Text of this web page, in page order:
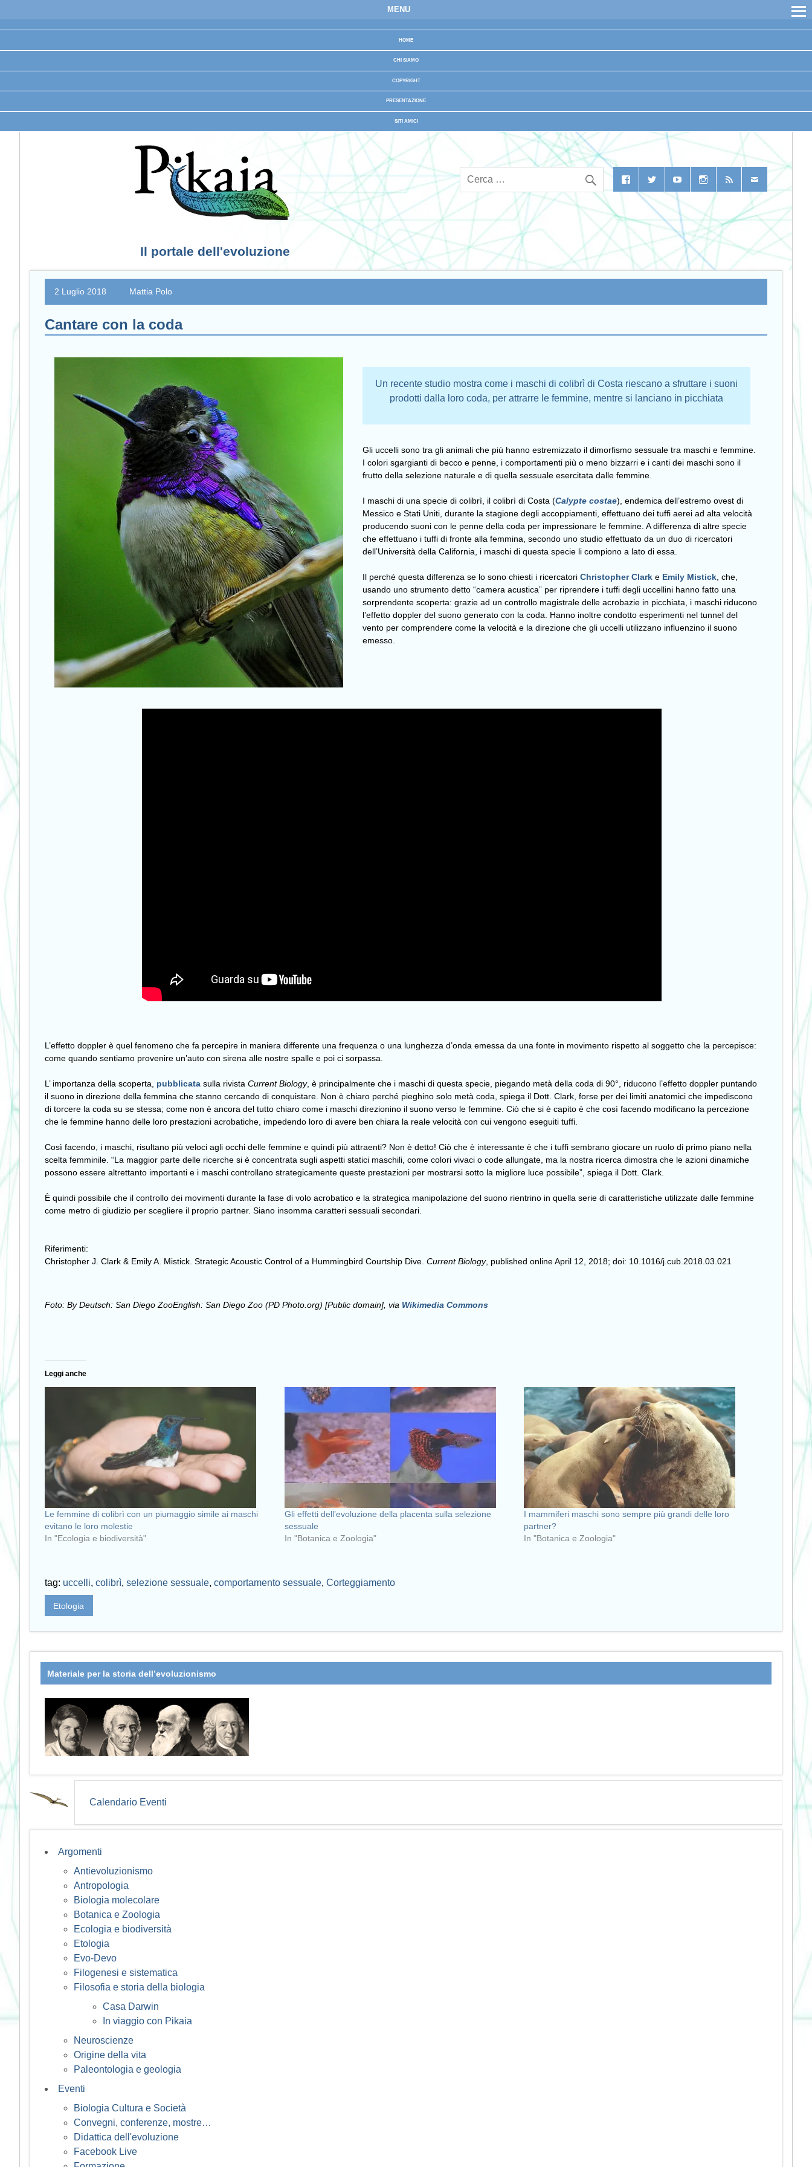
MENU
HOME
CHI SIAMO
COPYRIGHT
PRESENTAZIONE
SITI AMICI
Il portale dell'evoluzione
2 Luglio 2018 Mattia Polo
Cantare con la coda
Un recente studio mostra come i maschi di colibrì di Costa riescano a sfruttare i suoni
prodotti dalla loro coda, per attrarre le femmine, mentre si lanciano in picchiata
Gli uccelli sono tra gli animali che più hanno estremizzato il dimorfismo sessuale tra maschi e femmine.
I colori sgargianti di becco e penne, i comportamenti più o meno bizzarri e i canti dei maschi sono il
frutto della selezione naturale e di quella sessuale esercitata dalle femmine.
I maschi di una specie di colibrì, il colibrì di Costa (Calypte costae), endemica dell’estremo ovest di
Messico e Stati Uniti, durante la stagione degli accoppiamenti, effettuano dei tuffi aerei ad alta velocità
producendo suoni con le penne della coda per impressionare le femmine. A differenza di altre specie
che effettuano i tuffi di fronte alla femmina, secondo uno studio effettuato da un duo di ricercatori
dell’Università della California, i maschi di questa specie li compiono a lato di essa.
Il perché questa differenza se lo sono chiesti i ricercatoriChristopher Clark e Emily Mistick , che,
usando uno strumento detto “camera acustica” per riprendere i tuffi degli uccellini hanno fatto una
sorprendente scoperta: grazie ad un controllo magistrale delle acrobazie in picchiata, i maschi riducono
l’effetto doppler del suono generato con la coda. Hanno inoltre condotto esperimenti nel tunnel del
vento per comprendere come la velocità e la direzione che gli uccelli utilizzano influenzino il suono
emesso.
L’effetto doppler è quel fenomeno che fa percepire in maniera differente una frequenza o una lunghezza d’onda emessa da una fonte in movimento rispetto al soggetto che la percepisce:
come quando sentiamo provenire un’auto con sirena alle nostre spalle e poi ci sorpassa.
L’ importanza della scoperta, pubblicata sulla rivista Current Biology, è principalmente che i maschi di questa specie, piegando metà della coda di 90°, riducono l’effetto doppler puntando
il suono in direzione della femmina che stanno cercando di conquistare. Non è chiaro perché pieghino solo metà coda, spiega il Dott. Clark, forse per dei limiti anatomici che impediscono
di torcere la coda su se stessa; come non è ancora del tutto chiaro come i maschi direzionino il suono verso le femmine. Ciò che si è capito è che così facendo modificano la percezione
che le femmine hanno delle loro prestazioni acrobatiche, impedendo loro di avere ben chiara la reale velocità con cui vengono eseguiti tuffi.
Così facendo, i maschi, risultano più veloci agli occhi delle femmine e quindi più attraenti? Non è detto! Ciò che è interessante è che i tuffi sembrano giocare un ruolo di primo piano nella
scelta femminile. “La maggior parte delle ricerche si è concentrata sugli aspetti statici maschili, come colori vivaci o code allungate, ma la nostra ricerca dimostra che le azioni dinamiche
possono essere altrettanto importanti e i maschi controllano strategicamente queste prestazioni per mostrarsi sotto la migliore luce possibile”, spiega il Dott. Clark.
È quindi possibile che il controllo dei movimenti durante la fase di volo acrobatico e la strategica manipolazione del suono rientrino in quella serie di caratteristiche utilizzate dalle femmine
come metro di giudizio per scegliere il proprio partner. Siano insomma caratteri sessuali secondari.
Riferimenti:
Christopher J. Clark & Emily A. Mistick. Strategic Acoustic Control of a Hummingbird Courtship Dive. Current Biology, published online April 12, 2018; doi: 10.1016/j.cub.2018.03.021
Foto: By Deutsch: San Diego ZooEnglish: San Diego Zoo (PD Photo.org) [Public domain], via Wikimedia Commons
Leggi anche
Le femmine di colibrì con un piumaggio simile ai maschi
evitano le loro molestie
In "Ecologia e biodiversità"
Gli effetti dell’evoluzione della placenta sulla selezione
sessuale
In "Botanica e Zoologia"
I mammiferi maschi sono sempre più grandi delle loro
partner?
In "Botanica e Zoologia"
tag: uccelli, colibrì, selezione sessuale, comportamento sessuale, Corteggiamento
Etologia
Materiale per la storia dell’evoluzionismo
Calendario Eventi
Argomenti
Antievoluzionismo
Antropologia
Biologia molecolare
Botanica e Zoologia
Ecologia e biodiversità
Etologia
Evo-Devo
Filogenesi e sistematica
Filosofia e storia della biologia
Casa Darwin
In viaggio con Pikaia
Neuroscienze
Origine della vita
Paleontologia e geologia
Eventi
Biologia Cultura e Società
Convegni, conferenze, mostre…
Didattica dell'evoluzione
Facebook Live